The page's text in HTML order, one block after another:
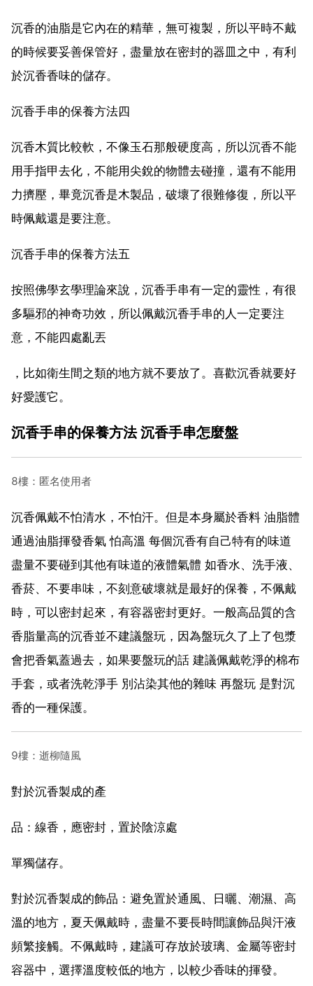
沉香的油脂是它內在的精華，無可複製，所以平時不戴
的時候要妥善保管好，盡量放在密封的器皿之中，有利
於沉香香味的儲存。
沉香手串的保養方法四
沉香木質比較軟，不像玉石那般硬度高，所以沉香不能
用手指甲去化，不能用尖銳的物體去碰撞，還有不能用
力擠壓，畢竟沉香是木製品，破壞了很難修復，所以平
時佩戴還是要注意。
沉香手串的保養方法五
按照佛學玄學理論來說，沉香手串有一定的靈性，有很
多驅邪的神奇功效，所以佩戴沉香手串的人一定要注
意，不能四處亂丟
，比如衛生間之類的地方就不要放了。喜歡沉香就要好
好愛護它。
沉香手串的保養方法 沉香手串怎麼盤
8樓：匿名使用者
沉香佩戴不怕清水，不怕汗。但是本身屬於香料 油脂體
通過油脂揮發香氣 怕高溫 每個沉香有自己特有的味道
盡量不要碰到其他有味道的液體氣體 如香水、洗手液、
香菸、不要串味，不刻意破壞就是最好的保養，不佩戴
時，可以密封起來，有容器密封更好。一般高品質的含
香脂量高的沉香並不建議盤玩，因為盤玩久了上了包漿
會把香氣蓋過去，如果要盤玩的話 建議佩戴乾淨的棉布
手套，或者洗乾淨手 別沾染其他的雜味 再盤玩 是對沉
香的一種保護。
9樓：逝柳隨風
對於沉香製成的產
品：線香，應密封，置於陰涼處
單獨儲存。
對於沉香製成的飾品：避免置於通風、日曬、潮濕、高
溫的地方，夏天佩戴時，盡量不要長時間讓飾品與汗液
頻繁接觸。不佩戴時，建議可存放於玻璃、金屬等密封
容器中，選擇溫度較低的地方，以較少香味的揮發。